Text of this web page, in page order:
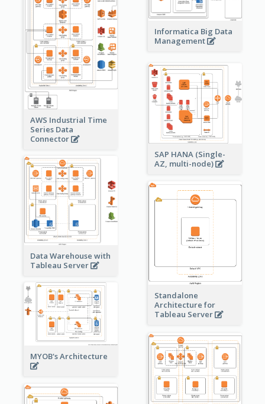
AWS Industrial Time
Series Data
Connector
Informatica Big Data
Management
SAP HANA (Single-
AZ, multi-node)
Data Warehouse with
Tableau Server
Standalone
Architecture for
Tableau Server
MYOB's Architecture